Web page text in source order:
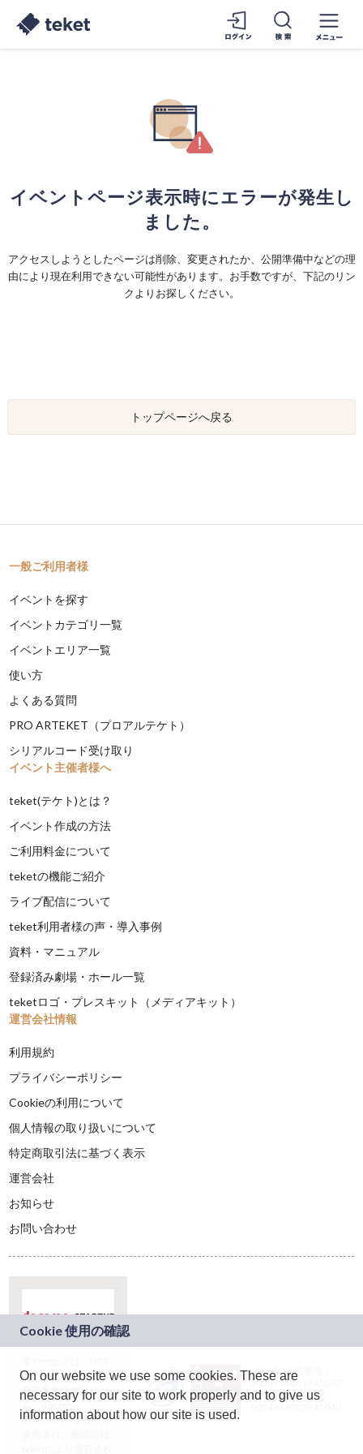
イベントページ表示時にエラーが発生し
ました。
アクセスしようとしたページは削除、変更されたか、公開準備中などの理
由により現在利用できない可能性があります。お手数ですが、下記のリン
クよりお探しください。
トップページへ戻る
一般ご利用者様
イベントを探す
イベントカテゴリ一覧
イベントエリア一覧
使い方
よくある質問
PRO ARTEKET（プロアルテケト）
シリアルコード受け取り
イベント主催者様へ
teket(テケト)とは？
イベント作成の方法
ご利用料金について
teketの機能ご紹介
ライブ配信について
teket利用者様の声・導入事例
資料・マニュアル
登録済み劇場・ホール一覧
teketロゴ・プレスキット（メディアキット）
運営会社情報
利用規約
プライバシーポリシー
Cookieの利用について
個人情報の取り扱いについて
特定商取引法に基づく表示
運営会社
お知らせ
お問い合わせ
ドコモグループの新
規事業創出プログラ
ム「docomo
STARTUP」を通じて
JASRAC許諾番号：
9024936001Y45037
JASRAC許諾番号：
On our website we use some cookies. These are
necessary for our site to work properly and to give us
information about how our site is used.